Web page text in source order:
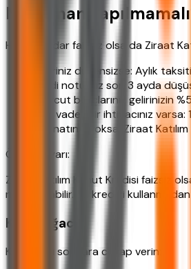
Ne Zaman
Her ne kadar faizsiz olsa da Ziraat
Geliriniz düzensizse: Aylık
Kredi notunuz son 3 ayda
Mevcut borçlarınız gelirinizin
Kısa vadeli bir ihtiyacınız
Peşinatınız yoksa: Ziraat
Önemli Uyarı:
Ziraat Katılım Konut Kredisi faizsiz
neden olabilir. Bu krediyi
Karar Ağacı
Kısaca, şu sorulara cevap verin: